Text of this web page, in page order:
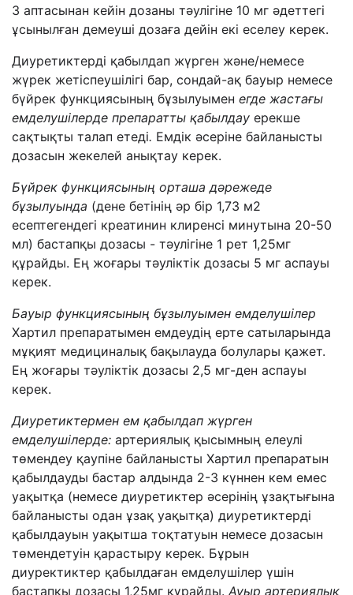
3 аптасынан кейін дозаны тәулігіне 10 мг әдеттегі
ұсынылған демеуші дозаға дейін екі еселеу керек.
Диуретиктерді қабылдап жүрген және/немесе
жүрек жетіспеушілігі бар, сондай-ақ бауыр немесе
бүйрек функциясының бұзылуымен егде жастағы
емделушілерде препаратты қабылдау ерекше
сақтықты талап етеді. Емдік әсеріне байланысты
дозасын жекелей анықтау керек.
Бүйрек функциясының орташа дәрежеде
бұзылуында (дене бетінің әр бір 1,73 м2
есептегендегі креатинин клиренсі минутына 20-50
мл) бастапқы дозасы - тәулігіне 1 рет 1,25мг
құрайды. Ең жоғары тәуліктік дозасы 5 мг аспауы
керек.
Бауыр функциясының бұзылуымен емделушілер
Хартил препаратымен емдеудің ерте сатыларында
мұқият медициналық бақылауда болулары қажет.
Ең жоғары тәуліктік дозасы 2,5 мг-ден аспауы
керек.
Диуретиктермен ем қабылдап жүрген
емделушілерде: артериялық қысымның елеулі
төмендеу қаупіне байланысты Хартил препаратын
қабылдауды бастар алдында 2-3 күннен кем емес
уақытқа (немесе диуретиктер әсерінің ұзақтығына
байланысты одан ұзақ уақытқа) диуретиктерді
қабылдауын уақытша тоқтатуын немесе дозасын
төмендетуін қарастыру керек. Бұрын
диуректиктер қабылдаған емделушілер үшін
бастапқы дозасы 1,25мг құрайды. Ауыр артериялық